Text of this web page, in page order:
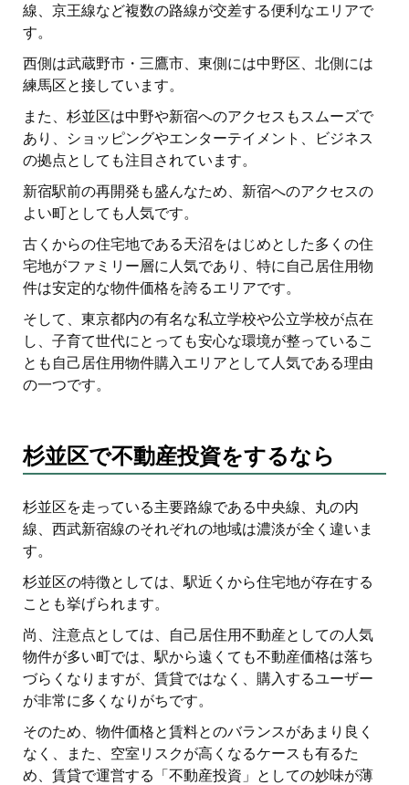
線、京王線など複数の路線が交差する便利なエリアで
す。
西側は武蔵野市・三鷹市、東側には中野区、北側には
練馬区と接しています。
また、杉並区は中野や新宿へのアクセスもスムーズで
あり、ショッピングやエンターテイメント、ビジネス
の拠点としても注目されています。
新宿駅前の再開発も盛んなため、新宿へのアクセスの
よい町としても人気です。
古くからの住宅地である天沼をはじめとした多くの住
宅地がファミリー層に人気であり、特に自己居住用物
件は安定的な物件価格を誇るエリアです。
そして、東京都内の有名な私立学校や公立学校が点在
し、子育て世代にとっても安心な環境が整っているこ
とも自己居住用物件購入エリアとして人気である理由
の一つです。
杉並区で不動産投資をするなら
杉並区を走っている主要路線である中央線、丸の内
線、西武新宿線のそれぞれの地域は濃淡が全く違いま
す。
杉並区の特徴としては、駅近くから住宅地が存在する
ことも挙げられます。
尚、注意点としては、自己居住用不動産としての人気
物件が多い町では、駅から遠くても不動産価格は落ち
づらくなりますが、賃貸ではなく、購入するユーザー
が非常に多くなりがちです。
そのため、物件価格と賃料とのバランスがあまり良く
なく、また、空室リスクが高くなるケースも有るた
め、賃貸で運営する「不動産投資」としての妙味が薄